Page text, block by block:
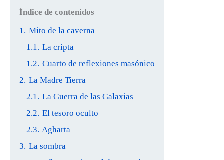
Índice de contenidos
1. Mito de la caverna
1.1. La cripta
1.2. Cuarto de reflexiones masónico
2. La Madre Tierra
2.1. La Guerra de las Galaxias
2.2. El tesoro oculto
2.3. Agharta
3. La sombra